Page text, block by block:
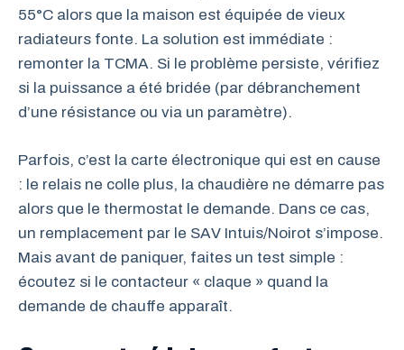
55°C alors que la maison est équipée de vieux
radiateurs fonte. La solution est immédiate :
remonter la TCMA. Si le problème persiste, vérifiez
si la puissance a été bridée (par débranchement
d’une résistance ou via un paramètre).
Parfois, c’est la carte électronique qui est en cause
: le relais ne colle plus, la chaudière ne démarre pas
alors que le thermostat le demande. Dans ce cas,
un remplacement par le SAV Intuis/Noirot s’impose.
Mais avant de paniquer, faites un test simple :
écoutez si le contacteur « claque » quand la
demande de chauffe apparaît.